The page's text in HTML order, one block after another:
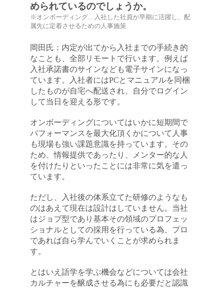
められているのでしょうか。
※オンボーディング…入社した社員が早期に活躍し、配
属先に定着させるための人事施策
岡田氏：内定が出てから入社までの手続き的
なことも、全部リモートで行います。例えば
入社承諾書のサインなども電子サインになっ
ています。入社者にはPCとマニュアルを同梱
したものが自宅へ配送され、自分でログイン
して当日を迎える形です。
オンボーディングについてはいかに短期間で
パフォーマンスを最大化頂くかについて人事
も現場も強い課題意識を持っています。その
ため、情報提供であったり、メンター的な人
を付けたりといったことには非常に気を遣っ
ています。
ただし、入社後の体系立てた研修のようなも
のはあえて現在は設計はしていません。当社
はジョブ型であり基本その領域のプロフェッ
ショナルとしての採用を行っている為、プロ
であれば自ら学んでいくことが求められま
す。
とはいえ語学を学ぶ機会などについては会社
カルチャーを醸成させる為にも必要だと認識